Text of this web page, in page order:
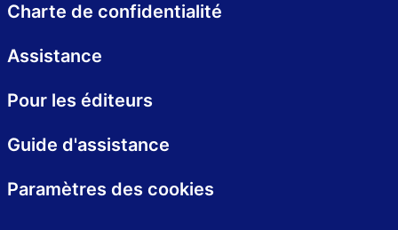
Charte de confidentialité
Assistance
Pour les éditeurs
Guide d'assistance
Paramètres des cookies